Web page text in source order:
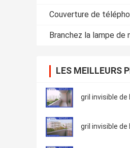
Couverture de
Branchez la lampe de
LES MEILLEURS
gril invisible de
gril invisible de